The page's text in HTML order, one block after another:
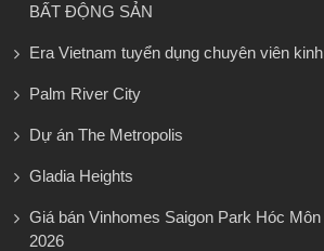
BẤT ĐỘNG SẢN
Era Vietnam tuyển dụng chuyên viên
Palm River City
Dự án The Metropolis
Gladia Heights
Giá bán Vinhomes Saigon Park Hóc
2026